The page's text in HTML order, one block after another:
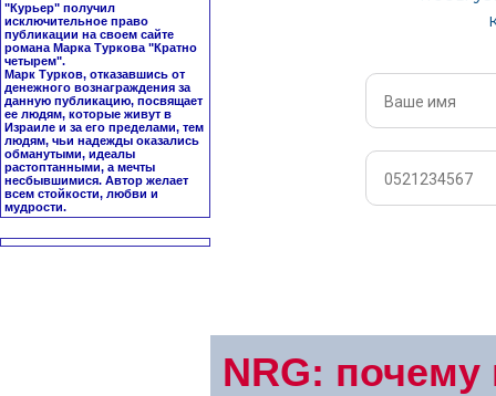
"Курьер" получил
исключительное право
публикации на своем сайте
романа Марка Туркова "Кратно
четырем".
Марк Турков, отказавшись от
денежного вознаграждения за
данную публикацию, посвящает
ее людям, которые живут в
Израиле и за его пределами, тем
людям, чьи надежды оказались
обманутыми, идеалы
растоптанными, а мечты
несбывшимися. Автор желает
всем стойкости, любви и
мудрости.
NRG: